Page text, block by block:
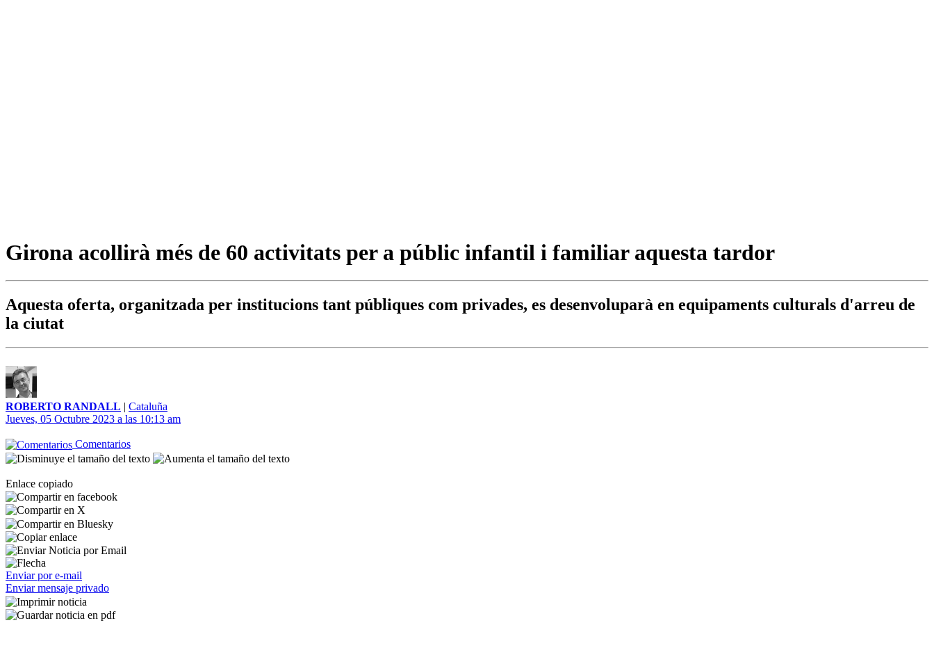
Girona acollirà més de 60 activitats per a públic infantil i familiar aquesta tardor
Aquesta oferta, organitzada per institucions tant públiques com privades, es desenvoluparà en equipaments culturals d'arreu de
la ciutat
ROBERTO RANDALL | Cataluña
Jueves, 05 Octubre 2023 a las 10:13 am
Comentarios
Enlace copiado
Enviar por e-mail
Enviar mensaje privado